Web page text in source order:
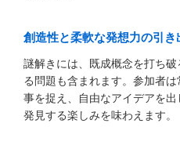
創造性と柔軟な発想力の引き
謎解きには、既成概念を打ち
る問題も含まれます。参加者
事を捉え、自由なアイデアを
発見する楽しみを味わえます。